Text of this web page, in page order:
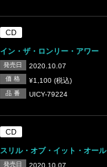
CD
イン・ザ・ロンリー・アワー
発売日 2020.10.07
価 格 ¥1,100 (税込)
品 番 UICY-79224
CD
スリル・オブ・イット・オール
発売日 2020.10.07